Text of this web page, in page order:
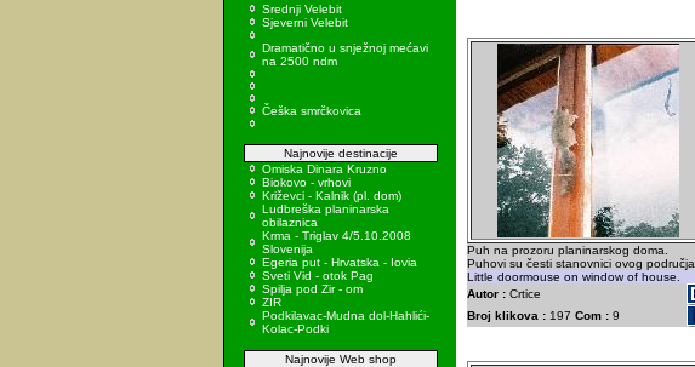
Srednji Velebit
Sjeverni Velebit
Dramatično u snježnoj mećavi
na 2500 ndm
Češka smrčkovica
Najnovije destinacije
Omiska Dinara Kruzno
Biokovo - vrhovi
Križevci - Kalnik (pl. dom)
Ludbreška planinarska
obilaznica
Krma - Triglav 4/5.10.2008
Slovenija
Egeria put - Hrvatska - Iovia
Sveti Vid - otok Pag
Spilja pod Zir - om
ZIR
Podkilavac-Mudna dol-Hahlići-
Kolac-Podki
Najnovije Web shop
Puh na prozoru planinarskog doma.
Puhovi su česti stanovnici ovog područja.
Little doormouse on window of house.
Autor : Crtice
Broj klikova : 197 Com : 9